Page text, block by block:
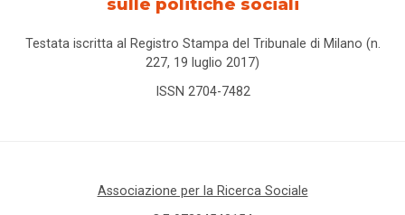
sulle politiche sociali
Testata iscritta al Registro Stampa del Tribunale di Milano (n.
227, 19 luglio 2017)
ISSN 2704-7482
Associazione per la Ricerca Sociale